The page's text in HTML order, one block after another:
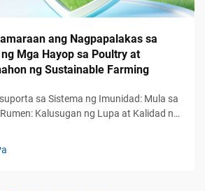
ang Nagpapalakas sa
Mga Hayop sa Poultry at
ng Sustainable Farming
sa Sistema ng Imunidad: Mula sa
Kalusugan ng Lupa at Kalidad ng
ng imunidad ng mga hayop, na kung